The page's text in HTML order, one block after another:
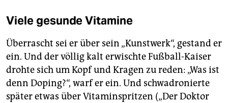
Viele gesunde Vitamine
Überrascht sei er über sein „Kunstwerk“, gestand er
ein. Und der völlig kalt erwischte Fußball-Kaiser
drohte sich um Kopf und Kragen zu reden: „Was ist
denn Doping?“, warf er ein. Und schwadronierte
später etwas über Vitaminspritzen („Der Doktor